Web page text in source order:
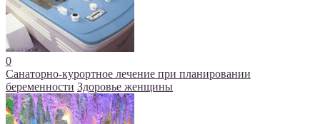
0
Санаторно-курортное лечение при планировании
беременности Здоровье женщины